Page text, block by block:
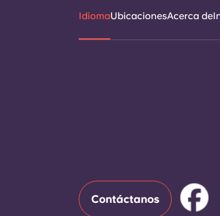
IdiomaUbicacionesAcerca de
Contáctanos